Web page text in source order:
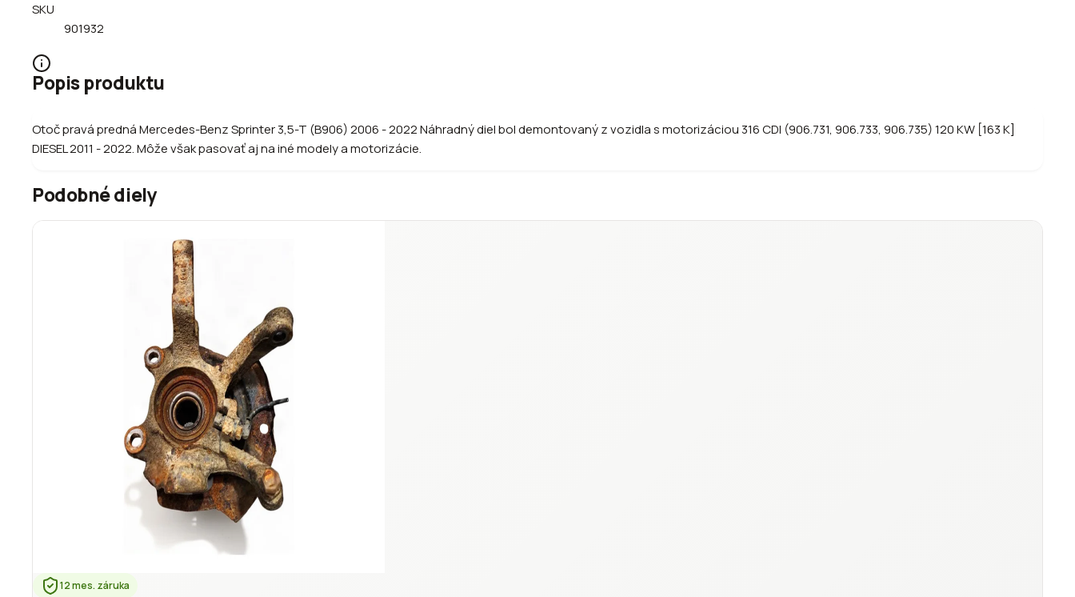
SKU
901932
Popis produktu
Otoč pravá predná Mercedes-Benz Sprinter 3,5-T (B906) 2006 - 2022 Náhradný diel bol demontovaný z vozidla s motorizáciou 316 CDI (906.731, 906.733, 906.735) 120 KW [163 K]
DIESEL 2011 - 2022. Môže však pasovať aj na iné modely a motorizácie.
Podobné diely
12 mes. záruka